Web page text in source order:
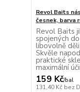
Revol Baits
česnek, barva
Revol Baits
spojených
libovolně
Skvěle
praktické
maximální
159 Kč/bal
131,40 Kč bez